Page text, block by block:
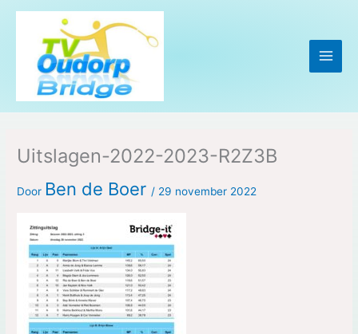
Ga
inhoud
Uitslagen-2022-2023-R2Z3B
Door Ben de Boer / 29 november 2022